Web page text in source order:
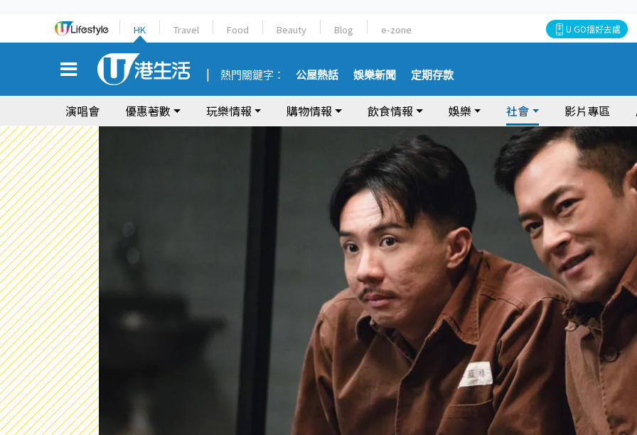
HK Travel Food Beauty Blog e-zone U GO搵好去處
熱門關鍵字： 公屋熱話 娛樂新聞 定期存款
演唱會 優惠著數 玩樂情報 購物情報 飲食情報 娛樂 社會 影片專區